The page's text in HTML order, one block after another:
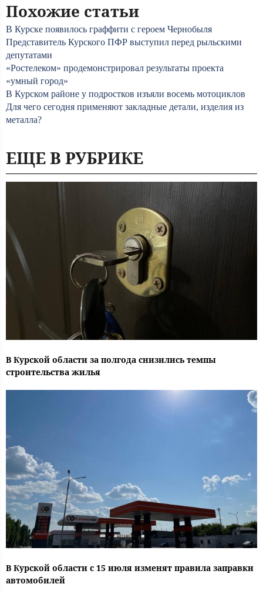
Похожие статьи
В Курске появилось граффити с героем Чернобыля
Представитель Курского ПФР выступил перед рыльскими
депутатами
«Ростелеком» продемонстрировал результаты проекта
«умный город»
В Курском районе у подростков изъяли восемь мотоциклов
Для чего сегодня применяют закладные детали, изделия из
металла?
ЕЩЕ В РУБРИКЕ
В Курской области за полгода снизились темпы
строительства жилья
В Курской области с 15 июля изменят правила заправки
автомобилей